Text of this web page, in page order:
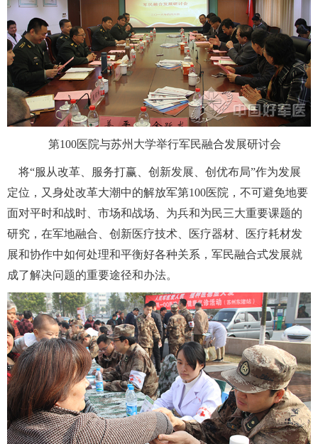
富媒体 摄影 新华广播
新华电视中文 新华电视英文 返回PC
第100医院与苏州大学举行军民融合发展研讨会
将“服从改革、服务打赢、创新发展、创优布局”作为发展
定位，又身处改革大潮中的解放军第100医院，不可避免地要
面对平时和战时、市场和战场、为兵和为民三大重要课题的
研究，在军地融合、创新医疗技术、医疗器材、医疗耗材发
展和协作中如何处理和平衡好各种关系，军民融合式发展就
成了解决问题的重要途径和办法。